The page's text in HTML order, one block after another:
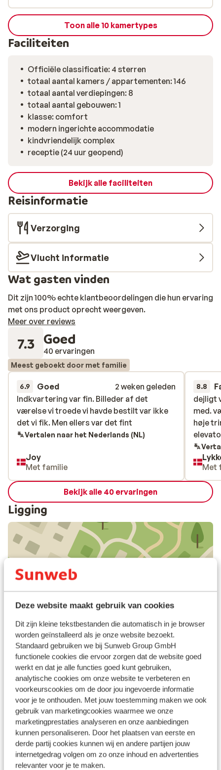
Deze website maakt gebruik van cookies
Dit zijn kleine tekstbestanden die automatisch in je browser
worden geïnstalleerd als je onze website bezoekt.
Standaard gebruiken we bij Sunweb Group GmbH
functionele cookies die ervoor zorgen dat de website goed
werkt en dat je alle functies goed kunt gebruiken,
analytische cookies om onze website te verbeteren en
voorkeurscookies om de door jou ingevoerde informatie
voor je te onthouden. Met jouw toestemming maken we ook
gebruik van marketingcookies waarmee we onze
marketingprestaties analyseren en onze aanbiedingen
kunnen personaliseren. Door het plaatsen van eerste en
derde partij cookies kunnen wij en andere partijen jouw
internetgedrag volgen om zo onze inhoud en advertenties
relevanter voor je te maken.
Toon alle 10 kamertypes
Faciliteiten
Officiële classificatie: 4 sterren
totaal aantal kamers / appartementen: 146
totaal aantal verdiepingen: 8
totaal aantal gebouwen: 1
klasse: comfort
modern ingerichte accommodatie
kindvriendelijk complex
receptie (24 uur geopend)
Bekijk alle faciliteiten
Reisinformatie
Verzorging
Vlucht informatie
Wat gasten vinden
Dit zijn 100% echte klantbeoordelingen die hun ervaring
met ons product oprecht weergeven.
Meer over reviews
7.3 Goed
40 ervaringen
Meest geboekt door met familie
6.9 Goed
2 weken geleden
Indkvartering var fin. Billeder af det
værelse vi troede vi havde bestilt var ikke
det vi fik. Men ellers var det fint
Indkvartering var fin. Billeder af det
værelse vi troede vi havde bestilt var ikke
det vi fik. Men ellers var det fint
Vertalen naar het Nederlands (NL)
Joy
Met familie
8.8
dejligt
med.
høje
dejligt
med.
høje
Met
Bekijk alle 40 ervaringen
Ligging
In de buurt
Strand: 400 m
Centrum: 100 m
De Strip: 100 m
Luchthaven Airport Bourgas(BOJ): 35 km
Treinstation: 40 km
Bushalte: 50 m
Pinautomaat: 50 m
Winkels: 10 m
(Mini)supermarkt: 10 m
Restaurant: 10 m
Apotheek: 20 m